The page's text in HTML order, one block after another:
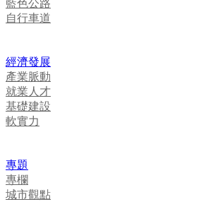
藍色公路
自行車道
經濟發展
產業脈動
就業人才
基礎建設
軟實力
專題
專欄
城市觀點